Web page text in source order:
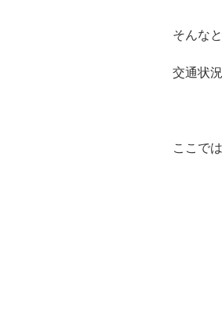
そんな
交通状
ここで